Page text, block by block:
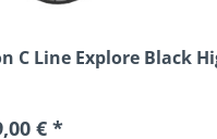
C Line Explore Black
€ *